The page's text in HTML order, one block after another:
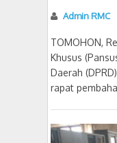
Admin RMC
TOMOHON,
Khusus
Daerah
rapat